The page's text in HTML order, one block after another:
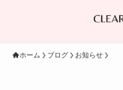
ホーム ブログ お知らせ